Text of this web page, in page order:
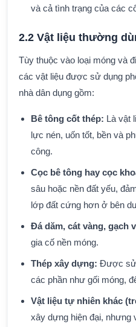
và cả tình trạng của các
2.2 Vật liệu thường
Tùy thuộc vào loại móng và
các vật liệu được sử dụng
nhà dân dụng gồm:
Bê tông cốt thép: Là vật
lực nén, uốn tốt, bền và
công.
Cọc bê tông hay cọc
sâu hoặc nền đất yếu,
lớp đất cứng hơn ở bên
Đá dăm, cát vàng, gạch
gia cố nền móng.
Thép xây dựng: Được sử
các phần như gối móng,
Vật liệu tự nhiên khác
xây dựng hiện đại, nhưng